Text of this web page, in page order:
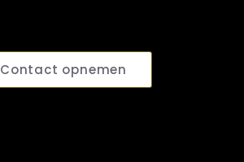
Contact opnemen